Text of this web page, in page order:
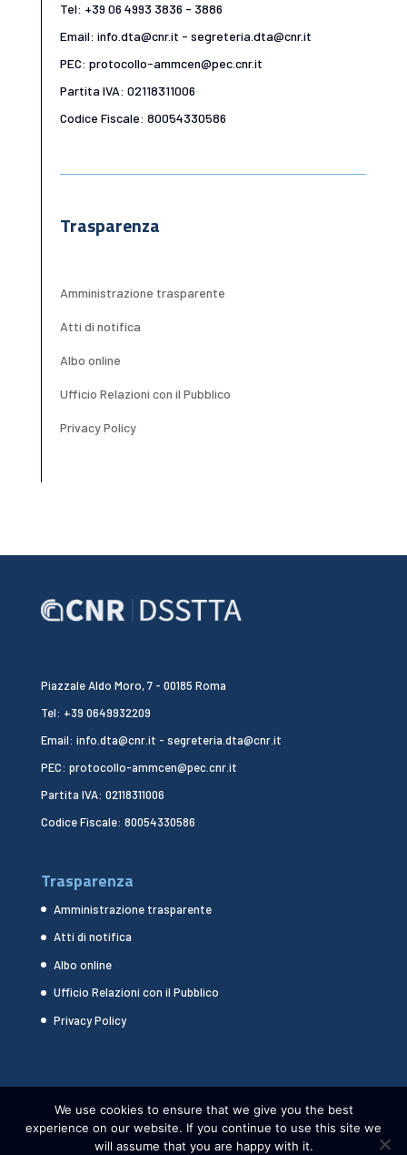
Tel: +39 06 4993 3836 - 3886
Email: info.dta@cnr.it - segreteria.dta@cnr.it
PEC: protocollo-ammcen@pec.cnr.it
Partita IVA: 02118311006
Codice Fiscale: 80054330586
Trasparenza
Amministrazione trasparente
Atti di notifica
Albo online
Ufficio Relazioni con il Pubblico
Privacy Policy
Piazzale Aldo Moro, 7 - 00185 Roma
Tel: +39 0649932209
Email: info.dta@cnr.it - segreteria.dta@cnr.it
PEC: protocollo-ammcen@pec.cnr.it
Partita IVA: 02118311006
Codice Fiscale: 80054330586
Trasparenza
Amministrazione trasparente
Atti di notifica
Albo online
Ufficio Relazioni con il Pubblico
Privacy Policy
We use cookies to ensure that we give you the best
experience on our website. If you continue to use this site we
will assume that you are happy with it.